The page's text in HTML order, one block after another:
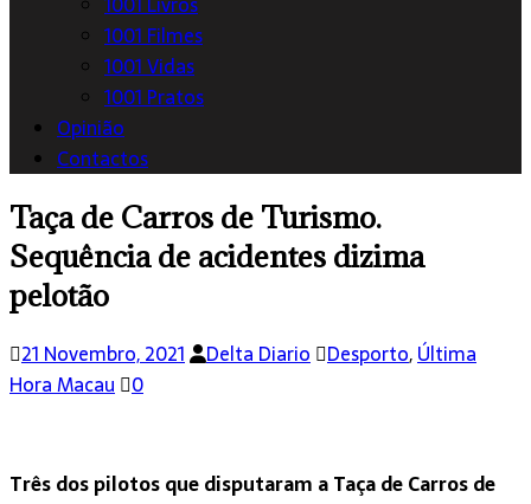
1001 Filmes
1001 Vidas
1001 Pratos
Opinião
Contactos
Taça de Carros de Turismo.
Sequência de acidentes dizima
pelotão
21 Novembro, 2021 Delta Diario Desporto,Última
Hora Macau
0
Três dos pilotos que disputaram a Taça de Carros de